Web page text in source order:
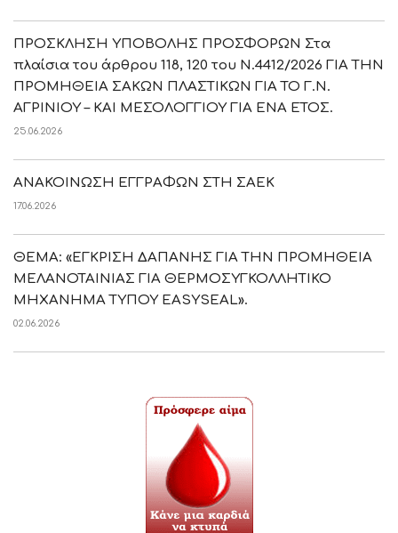
ΠΡΟΣΚΛΗΣΗ ΥΠΟΒΟΛΗΣ ΠΡΟΣΦΟΡΩΝ Στα
πλαίσια του άρθρου 118, 120 του Ν.4412/2026 ΓΙΑ ΤΗΝ
ΠΡΟΜΗΘΕΙΑ ΣΑΚΩΝ ΠΛΑΣΤΙΚΩΝ ΓΙΑ ΤΟ Γ.Ν.
ΑΓΡΙΝΙΟΥ – ΚΑΙ ΜΕΣΟΛΟΓΓΙΟΥ ΓΙΑ ΕΝΑ ΕΤΟΣ.
25.06.2026
ΑΝΑΚΟΙΝΩΣΗ ΕΓΓΡΑΦΩΝ ΣΤΗ ΣΑΕΚ
17.06.2026
ΘΕΜΑ: «ΕΓΚΡΙΣΗ ΔΑΠΑΝΗΣ ΓΙΑ ΤΗΝ ΠΡΟΜΗΘΕΙΑ
ΜΕΛΑΝΟΤΑΙΝΙΑΣ ΓΙΑ ΘΕΡΜΟΣΥΓΚΟΛΛΗΤΙΚΟ
ΜΗΧΑΝΗΜΑ ΤΥΠΟΥ EASYSEAL».
02.06.2026